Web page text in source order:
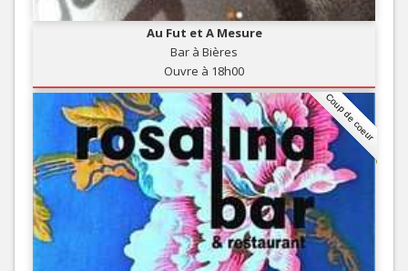
Au Fut et A Mesure
Bar à Bières
Ouvre à 18h00
Coup de coeur